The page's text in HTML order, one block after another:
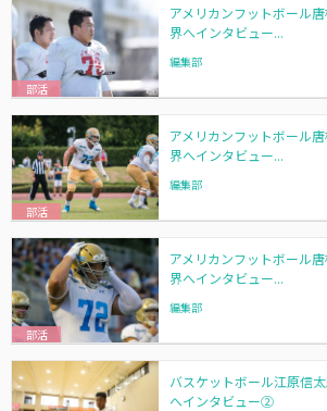
部活
アメリカンフットボール
界へインタビュー...
編集部
部活
アメリカンフットボール
界へインタビュー...
編集部
部活
アメリカンフットボール
界へインタビュー...
編集部
バスケットボール江原信
へインタビュー②